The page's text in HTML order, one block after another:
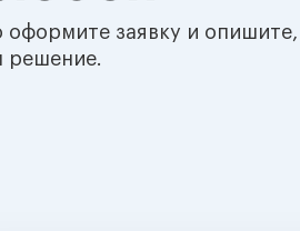
оформите заявку и
решение.